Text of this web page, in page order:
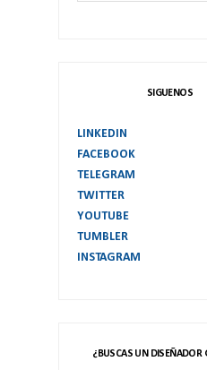
SIGUENOS
LINKEDIN
FACEBOOK
TELEGRAM
TWITTER
YOUTUBE
TUMBLER
INSTAGRAM
¿BUSCAS UN DISEÑADOR